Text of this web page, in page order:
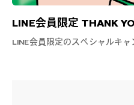
LINE会員限定 THANK
LINE会員限定のスペシャルキャ